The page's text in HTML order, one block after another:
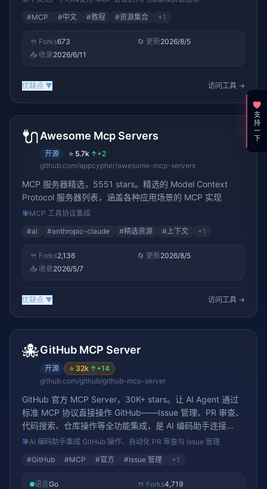
#MCP #中文 #教程 #资源集合 +1
🍴 Forks673 🔄 更新2026/8/5
📥 收录2026/6/11
优缺点 ▼ 访问工具 →
🔌Awesome Mcp Servers
开源 ⭐ 5.7k ↑+2
github.com/appcypher/awesome-mcp-servers
MCP 服务器精选，5551 stars。精选的 Model Context
Protocol 服务器列表，涵盖各种应用场景的 MCP 实现
🎯MCP 工具协议集成
#ai #anthropic-claude #精选资源 #上下文 +1
🍴 Forks2,136 🔄 更新2026/8/5
📥 收录2026/5/7
优缺点 ▼ 访问工具 →
🐙GitHub MCP Server
开源 ⭐ 32k ↑+14
github.com/github/github-mcp-server
GitHub 官方 MCP Server，30K+ stars。让 AI Agent 通过
标准 MCP 协议直接操作 GitHub——Issue 管理、PR 审查、
代码搜索、仓库操作等全功能集成，是 AI 编码助手连接
GitHub 生态的官方桥梁
🎯AI 编码助手集成 GitHub 操作、自动化 PR 审查与 Issue 管理
#GitHub #MCP #官方 #Issue 管理 +1
语言Go 🍴 Forks4,719
支持一下